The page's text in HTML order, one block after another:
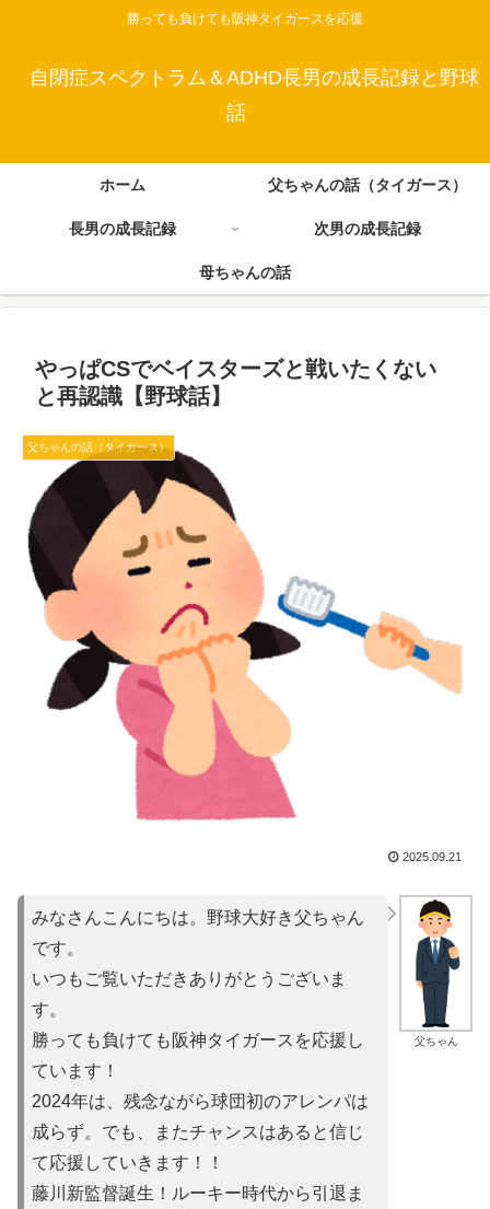
勝っても負けても阪神タイガースを応援
自閉症スペクトラム＆ADHD長男の成長記録と野球
話
ホーム 父ちゃんの話（タイガース）
長男の成長記録 次男の成長記録
母ちゃんの話
やっぱCSでベイスターズと戦いたくない
と再認識【野球話】
父ちゃんの話（タイガース）
2025.09.21
父ちゃん
みなさんこんにちは。野球大好き父ちゃん
です。
いつもご覧いただきありがとうございま
す。
勝っても負けても阪神タイガースを応援し
ています！
2024年は、残念ながら球団初のアレンパは
成らず。でも、またチャンスはあると信じ
て応援していきます！！
藤川新監督誕生！ルーキー時代から引退ま